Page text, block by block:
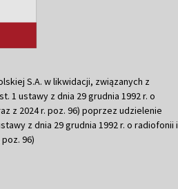
S.A. w likwidacji, związanych z
1 ustawy z dnia 29 grudnia 1992 r. o
z 2024 r. poz. 96) poprzez udzielenie
z dnia 29 grudnia 1992 r. o radiofonii i
96)